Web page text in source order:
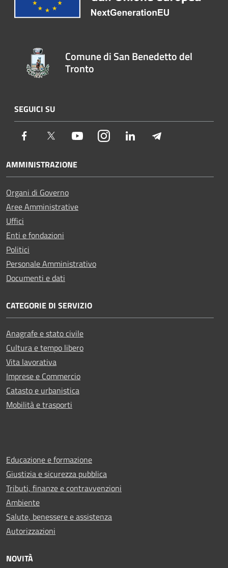
Comune di San Benedetto del
Tronto
SEGUICI SU
Facebook Twitter YoutubeInstagramLinkedIn
AMMINISTRAZIONE
Organi di Governo
Aree Amministrative
Uffici
Enti e fondazioni
Politici
Personale Amministrativo
Documenti e dati
CATEGORIE DI SERVIZIO
Anagrafe e stato civile
Cultura e tempo libero
Vita lavorativa
Imprese e Commercio
Catasto e urbanistica
Mobilità e trasporti
Educazione e formazione
Giustizia e sicurezza pubblica
Tributi, finanze e contravvenzioni
Ambiente
Salute, benessere e assistenza
Autorizzazioni
NOVITÀ